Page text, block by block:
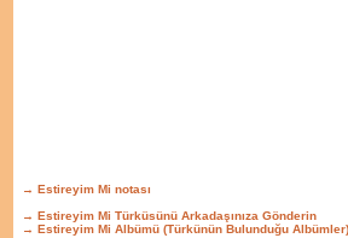
→ Estireyim Mi notası
→ Estireyim Mi Türküsünü Arkadaşınıza Gönderin
→ Estireyim Mi Albümü (Türkünün Bulunduğu Albümler)